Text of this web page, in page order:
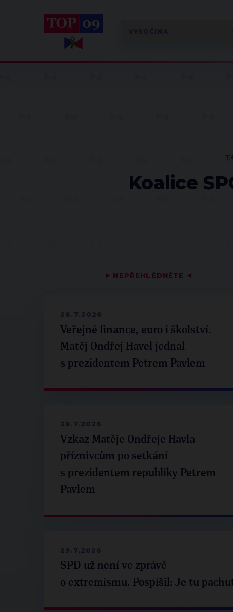
Koalice
▶ NEPŘEHLÉDNĚTE ◀
28.7.2026
Veřejné finance, euro i školství.
Matěj Ondřej Havel jednal
s prezidentem Petrem Pavlem
29.7.2026
Vzkaz Matěje Ondřeje Havla
příznivcům po setkání
s prezidentem republiky Petrem
Pavlem
29.7.2026
SPD už není ve zprávě
o extremismu. Pospíšil: Je tu